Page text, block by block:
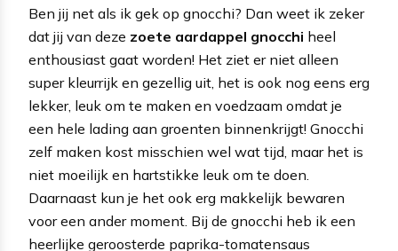
Ben jij net als ik gek op gnocchi? Dan weet ik zeker
dat jij van deze zoete aardappel gnocchi heel
enthousiast gaat worden! Het ziet er niet alleen
super kleurrijk en gezellig uit, het is ook nog eens erg
lekker, leuk om te maken en voedzaam omdat je
een hele lading aan groenten binnenkrijgt! Gnocchi
zelf maken kost misschien wel wat tijd, maar het is
niet moeilijk en hartstikke leuk om te doen.
Daarnaast kun je het ook erg makkelijk bewaren
voor een ander moment. Bij de gnocchi heb ik een
heerlijke geroosterde paprika-tomatensaus